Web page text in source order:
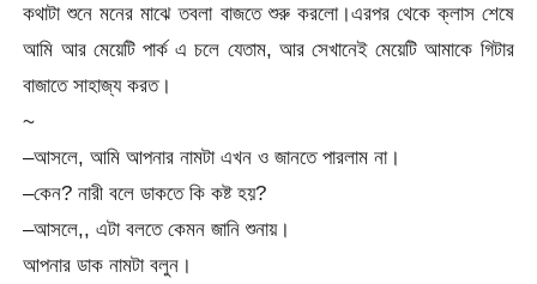
কথাটা শুনে মনের মাঝে তবলা বাজতে শুরু করলো।এরপর থেকে ক্লাস শেষে
আমি আর মেয়েটি পার্ক এ চলে যেতাম, আর সেখানেই মেয়েটি আমাকে গিটার
বাজাতে সাহাজ্য করত।
~
–আসলে, আমি আপনার নামটা এখন ও জানতে পারলাম না।
–কেন? নারী বলে ডাকতে কি কষ্ট হয়?
–আসলে,, এটা বলতে কেমন জানি শুনায়।
আপনার ডাক নামটা বলুন।